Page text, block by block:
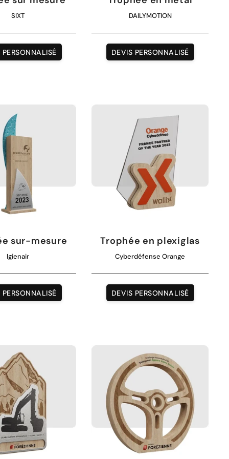
SIXT DAILYMOTION
DEVIS PERSONNALISÉ
sur-mesure
Igienair
Trophée en plexiglas
Cyberdéfense Orange
DEVIS PERSONNALISÉ